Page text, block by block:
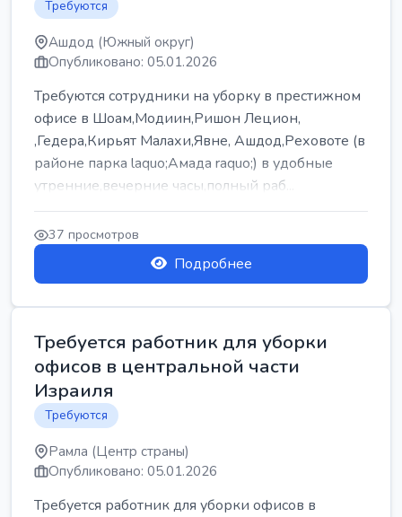
Требуются
Ашдод (Южный округ)
Опубликовано: 05.01.2026
Требуются сотрудники на уборку в престижном
офисе в Шоам,Модиин,Ришон Лецион,
,Гедера,Кирьят Малахи,Явне, Ашдод,Реховоте (в
районе парка laquo;Амада raquo;) в удобные
утренние,вечерние часы,полный раб...
37 просмотров
Подробнее
Требуется работник для уборки
офисов в центральной части
Израиля
Требуются
Рамла (Центр страны)
Опубликовано: 05.01.2026
Требуется работник для уборки офисов в